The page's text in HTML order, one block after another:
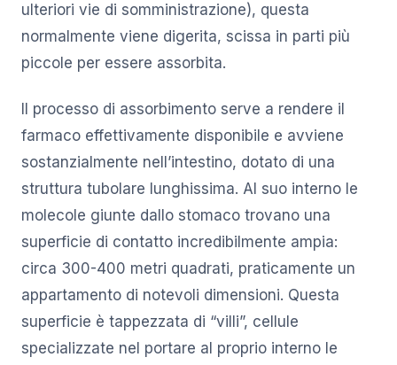
ulteriori vie di somministrazione), questa
normalmente viene digerita, scissa in parti più
piccole per essere assorbita.
Il processo di assorbimento serve a rendere il
farmaco effettivamente disponibile e avviene
sostanzialmente nell’intestino, dotato di una
struttura tubolare lunghissima. Al suo interno le
molecole giunte dallo stomaco trovano una
superficie di contatto incredibilmente ampia:
circa 300-400 metri quadrati, praticamente un
appartamento di notevoli dimensioni. Questa
superficie è tappezzata di “villi”, cellule
specializzate nel portare al proprio interno le